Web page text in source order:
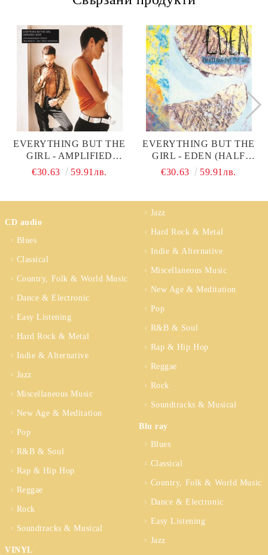
EVERYTHING BUT THE
GIRL - AMPLIFIED
HEART (25TH
MASTERING) (VINYL)
€30.63 59.91лв.
EVERYTHING BUT THE
GIRL - EDEN (HALF
SPEED MASTERING)
€30.63 59.91лв.
CD audio
Blues
Classical
Country, Folk & World Music
Dance & Electronic
Easy Listening
Hard Rock & Metal
Indie & Alternative
Jazz
Miscellaneous Music
New Age & Meditation
Pop
R&B & Soul
Rap & Hip Hop
Reggae
Rock
Soundtracks & Musical
VINYL
Jazz
Hard Rock & Metal
Indie & Alternative
Miscellaneous Music
New Age & Meditation
Pop
R&B & Soul
Rap & Hip Hop
Reggae
Rock
Soundtracks & Musical
Blu ray
Blues
Classical
Country, Folk & World Music
Dance & Electronic
Easy Listening
Jazz